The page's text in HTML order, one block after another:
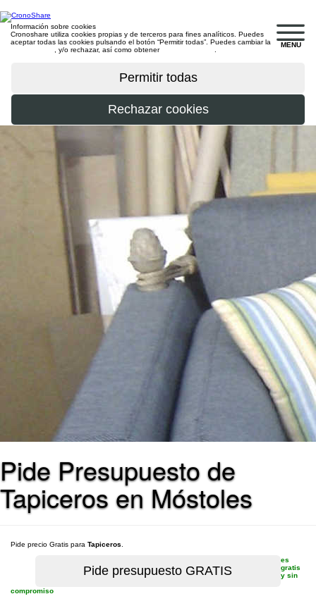
MENU
Información sobre cookies
Cronoshare utiliza cookies propias y de terceros para fines analíticos. Puedes
aceptar todas las cookies pulsando el botón “Permitir todas”. Puedes cambiar la
, y/o rechazar, así como obtener
Pide Presupuesto de
Tapiceros en Móstoles
Pide precio Gratis para Tapiceros
es
gratis
y sin
compromiso